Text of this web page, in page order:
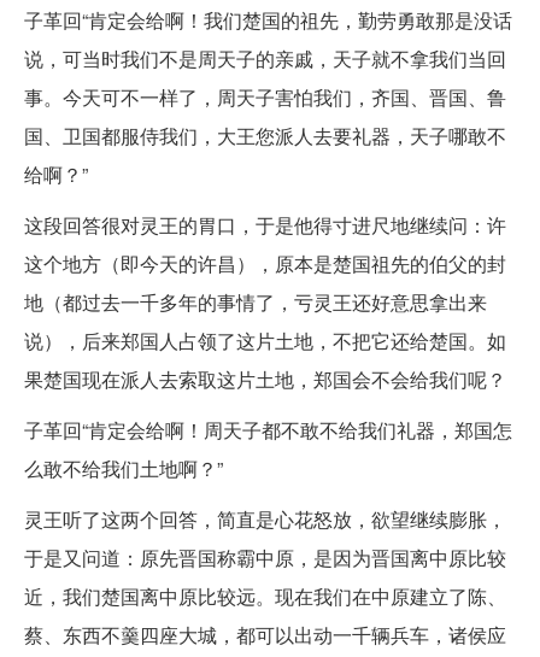
子革回“肯定会给啊！我们楚国的祖先，勤劳勇敢那是没话
说，可当时我们不是周天子的亲戚，天子就不拿我们当回
事。今天可不一样了，周天子害怕我们，齐国、晋国、鲁
国、卫国都服侍我们，大王您派人去要礼器，天子哪敢不
给啊？”
这段回答很对灵王的胃口，于是他得寸进尺地继续问：许
这个地方（即今天的许昌），原本是楚国祖先的伯父的封
地（都过去一千多年的事情了，亏灵王还好意思拿出来
说），后来郑国人占领了这片土地，不把它还给楚国。如
果楚国现在派人去索取这片土地，郑国会不会给我们呢？
子革回“肯定会给啊！周天子都不敢不给我们礼器，郑国怎
么敢不给我们土地啊？”
灵王听了这两个回答，简直是心花怒放，欲望继续膨胀，
于是又问道：原先晋国称霸中原，是因为晋国离中原比较
近，我们楚国离中原比较远。现在我们在中原建立了陈、
蔡、东西不羹四座大城，都可以出动一千辆兵车，诸侯应